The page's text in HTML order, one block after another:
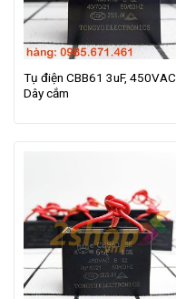
Tụ điện CBB61 3uF, 450VAC
Dây cắm